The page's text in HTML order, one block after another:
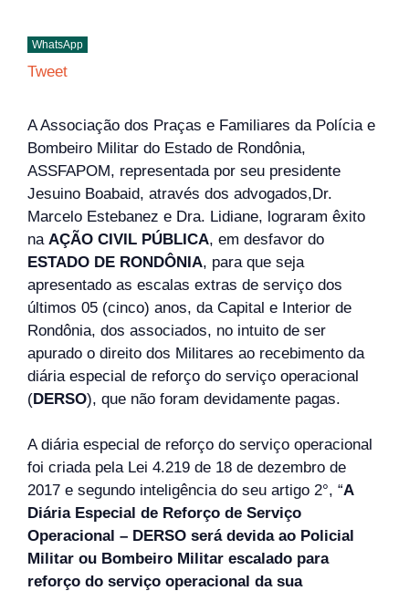
WhatsApp
Tweet
A Associação dos Praças e Familiares da Polícia e
Bombeiro Militar do Estado de Rondônia,
ASSFAPOM, representada por seu presidente
Jesuino Boabaid, através dos advogados,Dr.
Marcelo Estebanez e Dra. Lidiane, lograram êxito
na AÇÃO CIVIL PÚBLICA, em desfavor do
ESTADO DE RONDÔNIA, para que seja
apresentado as escalas extras de serviço dos
últimos 05 (cinco) anos, da Capital e Interior de
Rondônia, dos associados, no intuito de ser
apurado o direito dos Militares ao recebimento da
diária especial de reforço do serviço operacional
(DERSO), que não foram devidamente pagas.
A diária especial de reforço do serviço operacional
foi criada pela Lei 4.219 de 18 de dezembro de
2017 e segundo inteligência do seu artigo 2°, “A
Diária Especial de Reforço de Serviço
Operacional – DERSO será devida ao Policial
Militar ou Bombeiro Militar escalado para
reforço do serviço operacional da sua